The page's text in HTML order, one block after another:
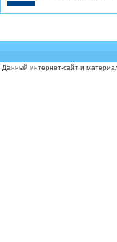
Данный интернет-сайт и